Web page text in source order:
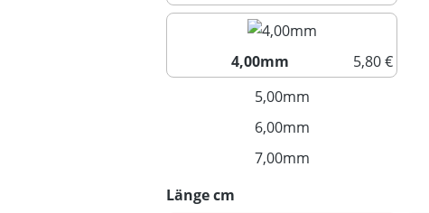
3,50mm
4,00mm
5,80 €
4,00mm
5,00mm(Diese Option ist
6,00mm(Diese Option ist
7,00mm(Diese Option ist
Länge cm